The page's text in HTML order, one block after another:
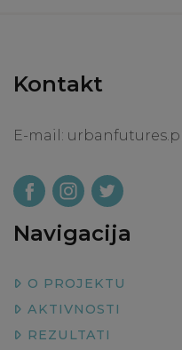
Kontakt
E-mail:
Navigacija
O PROJEKTU
AKTIVNOSTI
REZULTATI